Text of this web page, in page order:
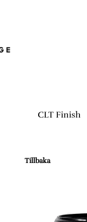
CLT Finish
Tillbaka